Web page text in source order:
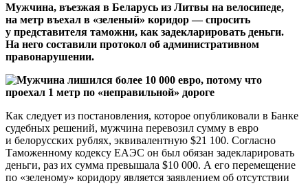
Мужчина, въезжая в Беларусь из Литвы на велосипеде,
на метр въехал в «зеленый» коридор — спросить
у представителя таможни, как задекларировать деньги.
На него составили протокол об административном
правонарушении.
Как следует из постановления, которое опубликовали в Банке
судебных решений, мужчина перевозил сумму в евро
и белорусских рублях, эквивалентную $21 100. Согласно
Таможенному кодексу ЕАЭС он был обязан задекларировать
деньги, раз их сумма превышала $10 000. А его перемещение
по «зеленому» коридору является заявлением об отсутствии